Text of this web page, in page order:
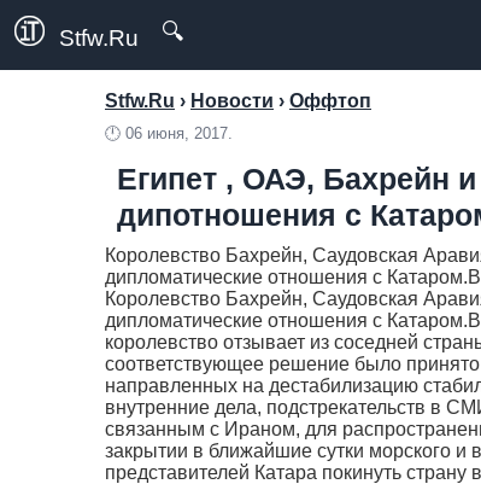
Stfw.Ru 🔍
Stfw.Ru › Новости › Оффтоп
🕛 06 июня, 2017.
Египет , ОАЭ, Бахрейн
дипотношения с
Королевство Бахрейн, Саудовская
дипломатические отношения с
Королевство Бахрейн, Саудовская
дипломатические отношения с
королевство отзывает из соседней
соответствующее решение было
направленных на дестабилизацию
внутренние дела, подстрекательств в
связанным с Ираном, для
закрытии в ближайшие сутки морского
представителей Катара покинуть